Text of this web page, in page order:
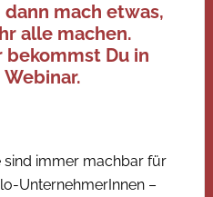
mach etwas,
alle machen.
bekommst Du in
sind immer machbar für
UnternehmerInnen –